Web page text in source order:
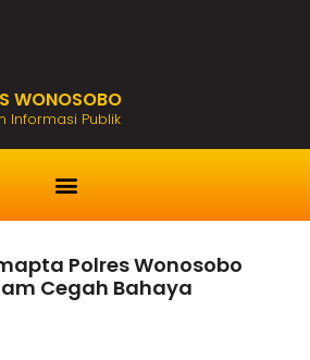
WONOSOBO
Informasi Publik
Polres Wonosobo
Cegah Bahaya